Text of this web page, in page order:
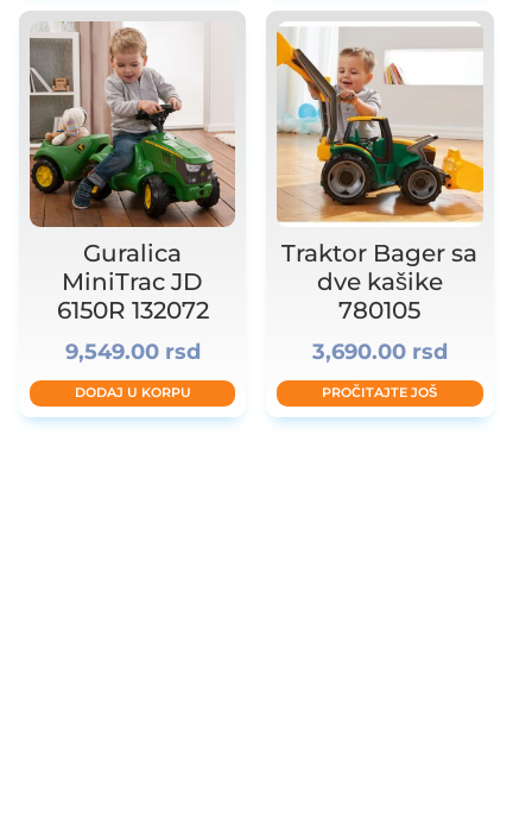
Guralica
MiniTrac JD
6150R 132072
9,549.00 rsd
DODAJ U KORPU
Traktor Bager sa
dve kašike
780105
3,690.00 rsd
PROČITAJTE JOŠ